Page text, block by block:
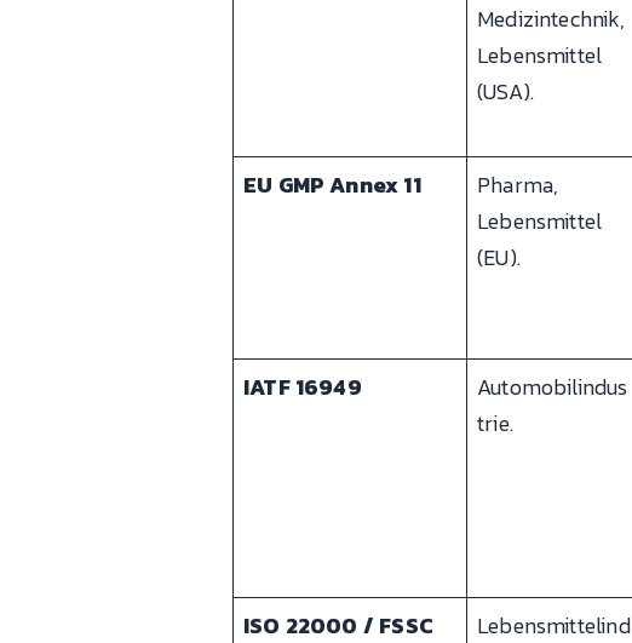
Medizintechnik,
Lebensmittel
(USA).
EU GMP Annex 11
Pharma,
Lebensmittel
(EU).
IATF 16949
Automobilindus
trie.
ISO 22000 / FSSC
Lebensmittelind